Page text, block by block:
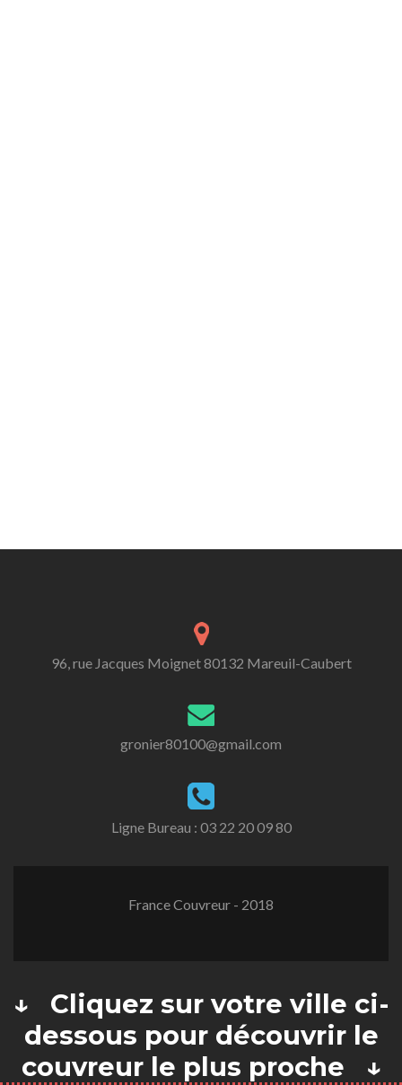
96, rue Jacques Moignet 80132 Mareuil-Caubert
gronier80100@gmail.com
Ligne Bureau : 03 22 20 09 80
France Couvreur - 2018
↓ Cliquez sur votre ville ci-
dessous pour découvrir le
couvreur le plus proche ↓